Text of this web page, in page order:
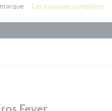
Les marques complices